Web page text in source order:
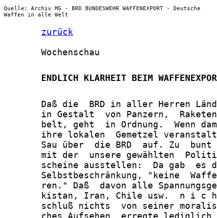
Quelle: Archiv MG - BRD BUNDESWEHR WAFFENEXPORT - Deutsche
Waffen in alle Welt
zurück
       Wochenschau
ENDLICH KLARHEIT BEIM
Daß die  BRD in aller Herren
in Gestalt  von Panzern,
belt, geht  in Ordnung.  Wenn
ihre lokalen  Gemetzel
Sau über  die BRD  auf. Zu
mit der  unsere gewählten
scheine ausstellen:  Da gab  es
Selbstbeschränkung, "keine
ren." Daß  davon alle
kistan, Iran, Chile usw.  n i c
schluß nichts  von seiner